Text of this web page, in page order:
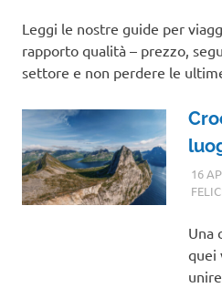
Leggi le nostre guide per
rapporto qualità – prezzo,
settore e non perdere le
16
Una
quei